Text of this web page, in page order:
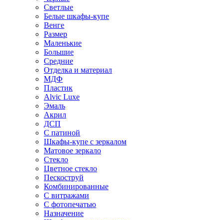
Светлые
Белые шкафы-купе
Венге
Размер
Маленькие
Большие
Средние
Отделка и материал
МДФ
Пластик
Alvic Luxe
Эмаль
Акрил
ДСП
С патиной
Шкафы-купе с зеркалом
Матовое зеркало
Стекло
Цветное стекло
Пескоструй
Комбинированные
С витражами
С фотопечатью
Назначение